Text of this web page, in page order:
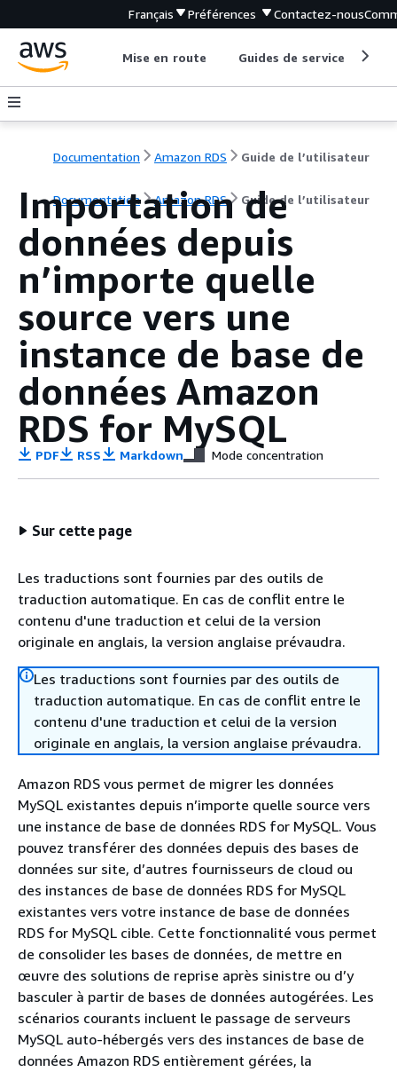
Français Préférences Contactez-nous
Mise en route Guides de service
Documentation Amazon RDS Guide de l’utilisateur
Documentation Amazon RDS Guide de l’utilisateur
Importation de
données depuis
n’importe quelle
source vers une
instance de base de
données Amazon
RDS for MySQL
PDF RSS Markdown Mode concentration
Sur cette page
Les traductions sont fournies par des outils de
traduction automatique. En cas de conflit entre le
contenu d'une traduction et celui de la version
originale en anglais, la version anglaise prévaudra.
Les traductions sont fournies par des outils de
traduction automatique. En cas de conflit entre le
contenu d'une traduction et celui de la version
originale en anglais, la version anglaise prévaudra.
Amazon RDS vous permet de migrer les données
MySQL existantes depuis n’importe quelle source vers
une instance de base de données RDS for MySQL. Vous
pouvez transférer des données depuis des bases de
données sur site, d’autres fournisseurs de cloud ou
des instances de base de données RDS for MySQL
existantes vers votre instance de base de données
RDS for MySQL cible. Cette fonctionnalité vous permet
de consolider les bases de données, de mettre en
œuvre des solutions de reprise après sinistre ou d’y
basculer à partir de bases de données autogérées. Les
scénarios courants incluent le passage de serveurs
MySQL auto-hébergés vers des instances de base de
données Amazon RDS entièrement gérées, la